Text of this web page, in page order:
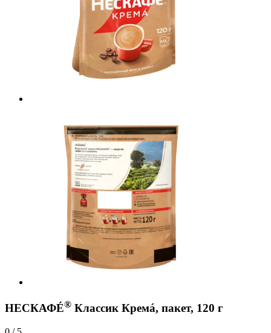
НЕСКАФÉ® Классик Кремá, пакет, 120 г